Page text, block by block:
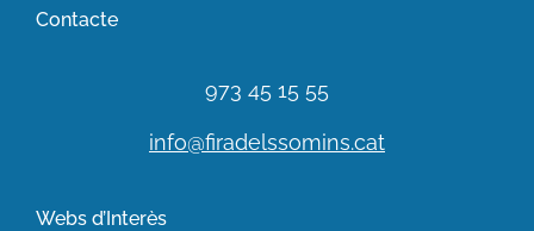
Contacte
973 45 15 55
info@firadelssomins.cat
Webs d’Interès